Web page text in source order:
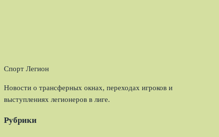
Спорт Легион
Новости о трансферных окнах, переходах игроков и
выступлениях легионеров в лиге.
Рубрики